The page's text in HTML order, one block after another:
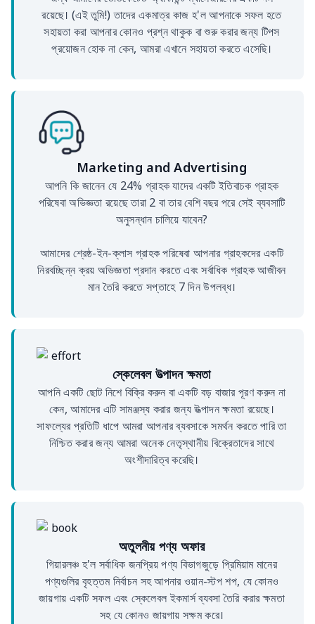
রয়েছে। (এই তুমি!) তাদের একমাত্র কাজ হ'ল আপনাকে সফল হতে
সহায়তা করা আপনার কোনও প্রশ্ন থাকুক বা শুরু করার জন্য টিপস
প্রয়োজন হোক না কেন, আমরা এখানে সহায়তা করতে এসেছি।
Marketing and Advertising
আপনি কি জানেন যে 24% গ্রাহক যাদের একটি ইতিবাচক গ্রাহক
পরিষেবা অভিজ্ঞতা রয়েছে তারা 2 বা তার বেশি বছর পরে সেই ব্যবসাটি
অনুসন্ধান চালিয়ে যাবেন?
আমাদের শ্রেষ্ঠ-ইন-ক্লাস গ্রাহক পরিষেবা আপনার গ্রাহকদের একটি
নিরবচ্ছিন্ন ক্রয় অভিজ্ঞতা প্রদান করতে এবং সর্বাধিক গ্রাহক আজীবন
মান তৈরি করতে সপ্তাহে 7 দিন উপলব্ধ।
স্কেলেবল উত্পাদন ক্ষমতা
আপনি একটি ছোট নিশে বিক্রি করুন বা একটি বড় বাজার পূরণ করুন না
কেন, আমাদের এটি সামঞ্জস্য করার জন্য উত্পাদন ক্ষমতা রয়েছে।
সাফল্যের প্রতিটি ধাপে আমরা আপনার ব্যবসাকে সমর্থন করতে পারি তা
নিশ্চিত করার জন্য আমরা অনেক নেতৃস্থানীয় বিক্রেতাদের সাথে
অংশীদারিত্ব করেছি।
অতুলনীয় পণ্য অফার
গিয়ারলঞ্চ হ'ল সর্বাধিক জনপ্রিয় পণ্য বিভাগজুড়ে প্রিমিয়াম মানের
পণ্যগুলির বৃহত্তম নির্বাচন সহ আপনার ওয়ান-স্টপ শপ, যে কোনও
জায়গায় একটি সফল এবং স্কেলেবল ইকমার্স ব্যবসা তৈরি করার ক্ষমতা
সহ যে কোনও জায়গায় সক্ষম করে।